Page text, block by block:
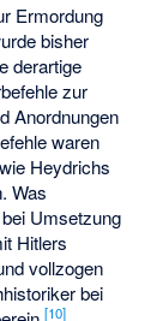
Ermordung
bisher
derartige
zur
Anordnungen
waren
Heydrichs
Was
Umsetzung
Hitlers
vollzogen
bei
[10]